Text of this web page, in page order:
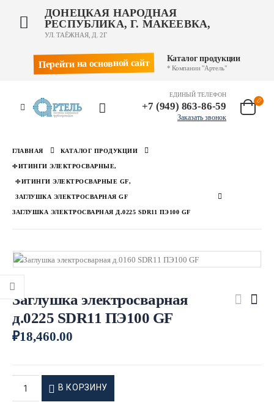
ДОНЕЦКАЯ НАРОДНАЯ
РЕСПУБЛИКА, Г. МАКЕЕВКА,
УЛ. ТАЁЖНАЯ, Д. 2Г
Перейти на основной сайт Каталог продукции
* Компании "Артель"
ЕДИНЫЙ ТЕЛЕФОН
+7 (949) 863-86-59
Заказать звонок
ГЛАВНАЯ КАТАЛОГ ПРОДУКЦИИ
ФИТИНГИ ЭЛЕКТРОСВАРНЫЕ,
ФИТИНГИ ЭЛЕКТРОСВАРНЫЕ GF,
ЗАГЛУШКА ЭЛЕКТРОСВАРНАЯ GF
ЗАГЛУШКА ЭЛЕКТРОСВАРНАЯ Д.0225 SDR11 ПЭ100 GF
Заглушка электросварная
д.0225 SDR11 ПЭ100 GF
₽18,460.00
В КОРЗИНУ